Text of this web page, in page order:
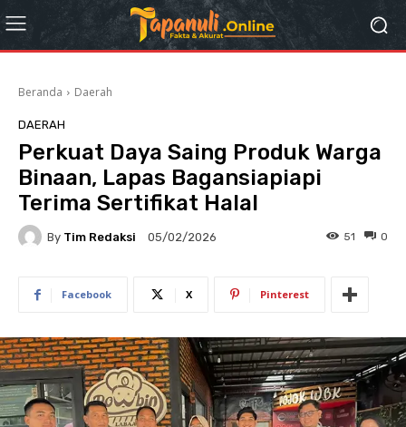
Beranda Daerah
DAERAH
Perkuat Daya Saing Produk Warga
Binaan, Lapas Bagansiapiapi
Terima Sertifikat Halal
By Tim Redaksi 05/02/2026 0
51
Facebook X Pinterest